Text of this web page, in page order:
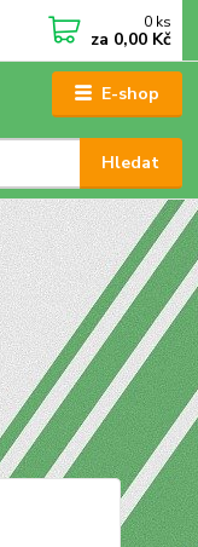
E-shop
Hledat
0 ks
za 0,00 Kč